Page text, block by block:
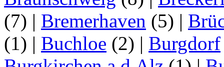
(7) | Bremerhaven (5) |
(1) | Buchloe (2) | Burgdorf